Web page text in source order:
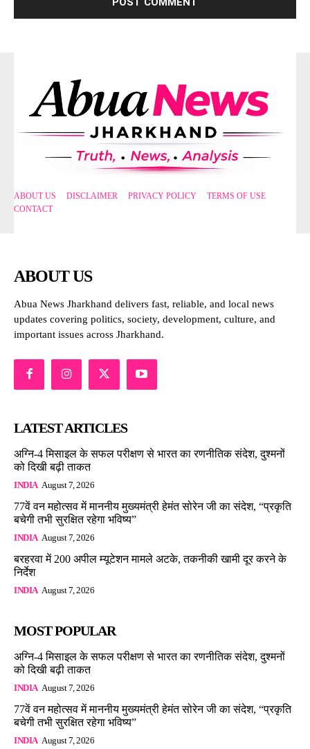
ABOUT US DISCLAIMER PRIVACY POLICY
TERMS OF USE
CONTACT
ABOUT US
Abua News Jharkhand delivers fast, reliable, and local news
updates covering politics, society, development, culture, and
important issues across Jharkhand.
LATEST ARTICLES
अग्नि-4 मिसाइल के सफल परीक्षण से भारत का रणनीतिक संदेश, दुश्मनों
को दिखी बढ़ी ताकत
INDIA August 7, 2026
77वें वन महोत्सव में माननीय मुख्यमंत्री हेमंत सोरेन जी का संदेश, “प्रकृति
बचेगी तभी सुरक्षित रहेगा भविष्य”
INDIA August 7, 2026
बरहरवा में 200 अपील म्यूटेशन मामले अटके, तकनीकी खामी दूर करने के
निर्देश
INDIA August 7, 2026
MOST POPULAR
अग्नि-4 मिसाइल के सफल परीक्षण से भारत का रणनीतिक संदेश, दुश्मनों
को दिखी बढ़ी ताकत
INDIA August 7, 2026
77वें वन महोत्सव में माननीय मुख्यमंत्री हेमंत सोरेन जी का संदेश, “प्रकृति
बचेगी तभी सुरक्षित रहेगा भविष्य”
INDIA August 7, 2026